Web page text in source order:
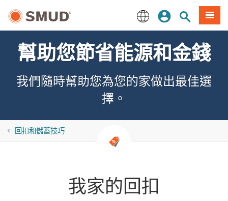
English
登入站內搜尋
選單
幫助您節省能源和金錢
我們隨時幫助您為您的家做出最佳選
擇。
回扣和儲蓄技巧
我家的回扣